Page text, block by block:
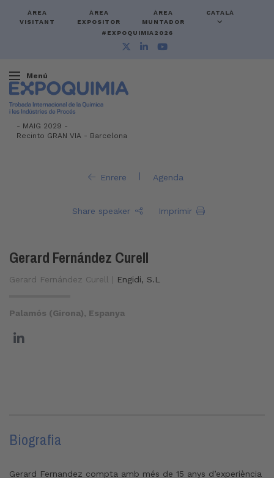
ÀREA
VISITANT
ÀREA
EXPOSITOR
ÀREA
MUNTADOR
CATALÀ
#EXPOQUIMIA2026
Menú
- MAIG 2029 -
Recinto GRAN VIA - Barcelona
Enrere | Agenda
Share speaker Imprimir
Gerard Fernández Curell
Gerard Fernández Curell | Engidi, S.L
Palamós (Girona), Espanya
Biografia
Gerard Fernandez compta amb més de 15 anys d’experiència